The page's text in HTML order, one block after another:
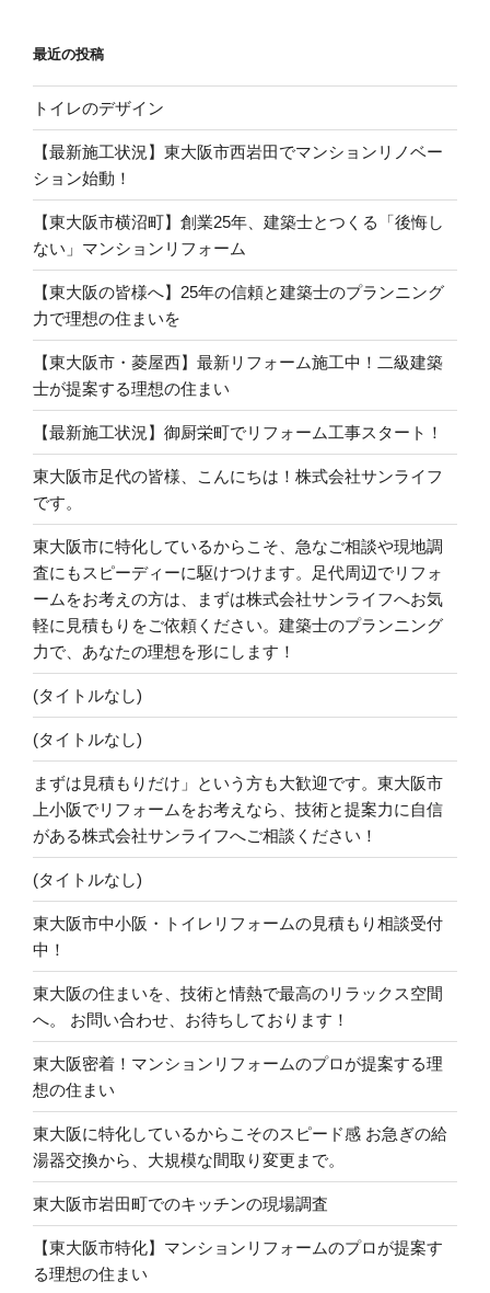
ン
最近の投稿
トイレのデザイン
【最新施工状況】東大阪市西岩田でマンションリノベー
ション始動！
【東大阪市横沼町】創業25年、建築士とつくる「後悔し
ない」マンションリフォーム
【東大阪の皆様へ】25年の信頼と建築士のプランニング
力で理想の住まいを
【東大阪市・菱屋西】最新リフォーム施工中！二級建築
士が提案する理想の住まい
【最新施工状況】御厨栄町でリフォーム工事スタート！
東大阪市足代の皆様、こんにちは！株式会社サンライフ
です。
東大阪市に特化しているからこそ、急なご相談や現地調
査にもスピーディーに駆けつけます。足代周辺でリフォ
ームをお考えの方は、まずは株式会社サンライフへお気
軽に見積もりをご依頼ください。建築士のプランニング
力で、あなたの理想を形にします！
(タイトルなし)
(タイトルなし)
まずは見積もりだけ」という方も大歓迎です。東大阪市
上小阪でリフォームをお考えなら、技術と提案力に自信
がある株式会社サンライフへご相談ください！
(タイトルなし)
東大阪市中小阪・トイレリフォームの見積もり相談受付
中！
東大阪の住まいを、技術と情熱で最高のリラックス空間
へ。 お問い合わせ、お待ちしております！
東大阪密着！マンションリフォームのプロが提案する理
想の住まい
東大阪に特化しているからこそのスピード感 お急ぎの給
湯器交換から、大規模な間取り変更まで。
東大阪市岩田町でのキッチンの現場調査
【東大阪市特化】マンションリフォームのプロが提案す
る理想の住まい